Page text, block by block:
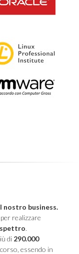
nostro business.
realizzare
.
di 290.000
essendo in